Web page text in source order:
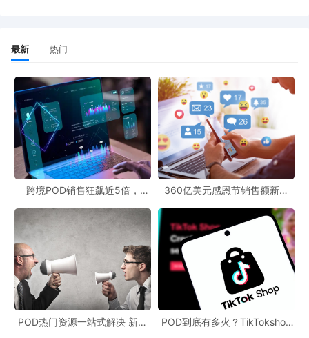
分上调至78美分，并于9月宣布2026年1月将维持该邮票价格不变。
这一举措在一定程度上稳定了市场对邮票价格的预期。
对于POD跨境社区和跨境电商卖家来说，密切关注USPS的邮费调整
方案是当务之急。可以通过POD资源网站和免费POD工具及时获取
相关信息，并制定相应的应对策略。在邮费调整的大背景下，如何
合理控制物流成本，提高运营效率，将是每一位跨境电商从业者需
要思考的重要问题。
最新 热门
跨境POD销售狂飙近5倍，
360亿美元感恩节销售额新纪
新风潮！
POD热门资源一站式解决 新手
POD到底有多火？TikTokshop